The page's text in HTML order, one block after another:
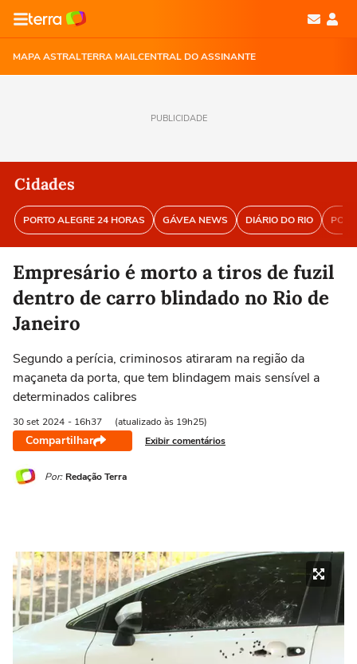
MAPA ASTRALTERRA MAILCENTRAL DO ASSINANTE
PUBLICIDADE
Cidades
PORTO ALEGRE 24 HORAS GÁVEA NEWS DIÁRIO DO RIO
Empresário é morto a tiros de fuzil
dentro de carro blindado no Rio de
Janeiro
Segundo a perícia, criminosos atiraram na região da
maçaneta da porta, que tem blindagem mais sensível a
determinados calibres
30 set 2024 - 16h37 (atualizado às 19h25)
Compartilhar Exibir comentários
Por: Redação Terra